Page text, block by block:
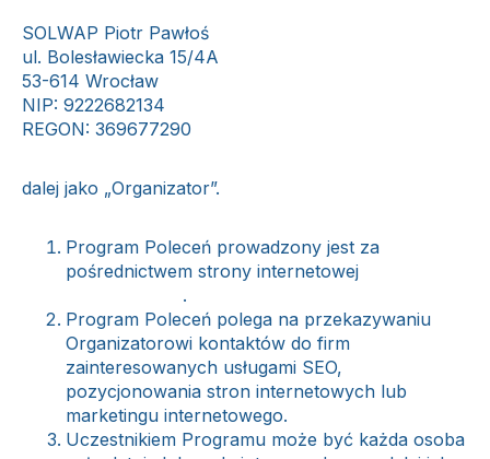
SOLWAP Piotr Pawłoś
ul. Bolesławiecka 15/4A
53-614 Wrocław
NIP: 9222682134
REGON: 369677290
dalej jako „Organizator”.
Program Poleceń prowadzony jest za
pośrednictwem strony internetowej
.
Program Poleceń polega na przekazywaniu
Organizatorowi kontaktów do firm
zainteresowanych usługami SEO,
pozycjonowania stron internetowych lub
marketingu internetowego.
Uczestnikiem Programu może być każda osoba